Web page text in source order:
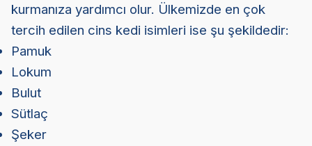
kurmanıza yardımcı olur. Ülkemizde en çok
tercih edilen cins kedi isimleri ise şu şekildedir:
Pamuk
Lokum
Bulut
Sütlaç
Şeker